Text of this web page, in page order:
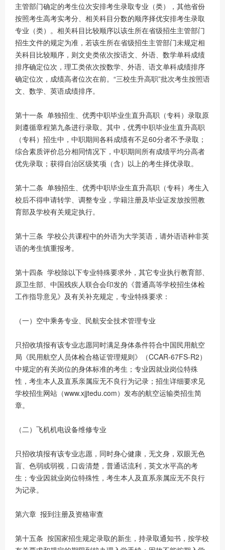
主管部门确定的考生位次安排考生录取专业（类），其他省份
按照考生高考实考分、相关科目分数的顺序择优安排考生录取
专业（类）。相关科目比较顺序以该生所在省级招生主管部门
招生文件的规定为准，若该生所在省级招生主管部门未规定相
关科目比较顺序，则文史类依次按语文、外语、数学单科成绩
排序确定位次，理工类依次按数学、外语、语文单科成绩排序
确定位次，成绩高者位次在前。“三校生升高职”批次考生按照语
文、数学、英语成绩排序。
第十一条 单独招生、优秀中职毕业生直升高职（专科）录取原
则遵循章程第九条进行录取。其中，优秀中职毕业生直升高职
（专科）招生中，中职期间各科成绩有不足60分者不予录取；
综合素质评价总分相同情况下，中职期间所有成绩平均分高者
优先录取；获得自治区级奖项（含）以上的考生择优录取。
第十二条 单独招生、优秀中职毕业生直升高职（专科）考生入
校后不得申请转学、调整专业，学籍注册及毕业证发放按照教
育部及学校有关规定执行。
第十三条 学校公共课程中的外语为大学英语，请外语语种非英
语的考生慎重报考。
第十四条 学校除以下专业特殊要求外，其它专业执行教育部、
原卫生部、中国残疾人联合会印发的《普通高等学校招生体检
工作指导意见》及有关补充规定，专业特殊要求：
（一）空中乘务专业、民航安全技术管理专业
只招收填报有该专业志愿同时满足身体条件符合中国民用航空
局《民用航空人员体检合格证管理规则》（CCAR-67FS-R2）
中规定的有关岗位的身体标准的考生；专业因就业岗位特殊
性，考生本人及直系亲属应无不良行为记录；招生详细要求见
学校招生网站（www.xjjtedu.com）发布的航空运输类招生简
章。
（二）飞机机电设备维修专业
只招收填报有该专业志愿，同时身心健康，无文身，双眼无色
盲、色弱或弱视，口齿清楚，普通话流利，英文水平高的考
生；专业因就业岗位特殊性，考生本人及直系亲属应无不良行
为记录。
第六章 报到注册及资格审查
第十五条 按国家招生规定录取的新生，持录取通知书，按学校